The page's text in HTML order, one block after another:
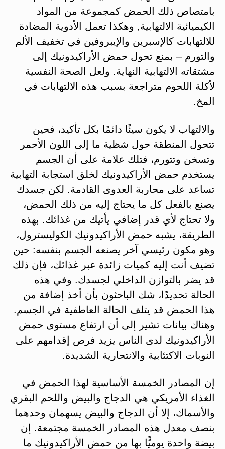
بامتصاص ذلك الحمض كمجموعة من المواد
الكيميائية الالتهابية, وهكذا تعمل الأدوية المضادة
للالتهابات كالإسبرين والإيبروفين في تخفيف الألم
والتورم – بمنع تحول حمض الأراكيدونيك إلى
مشتقاته الالتهابية النهاية. ولعل الصحة النفسية
لأكلة اللحوم متراجعة بسبب هذه الالتهابات في
المخ.
والالتهاب لا يكون سيئًا دائمًا بكل تأكيد، فحين
تتحول المنطقة حول شظية ما إلى اللون الأحمر
وتسخن وتتورم، فتلك علامة على أن الجسم
يستخدم حمض الأراكيدونيك لخلق استجابة التهابية
تساعد على محاربة العدوى القادمة. لكن جسدك
يصنع بالفعل كل ما يحتاج إليه من ذلك الحمض،
ولا تحتاج لأي قدر إضافي يأتيك من غذائك. بهذه
الطريقة، يشبه حمض الأراكيدونيك الكوليسترول،
وهو مكون رئيسي آخر يصنعه الجسم بنفسه: حين
تضيف أنت إليه كميات زائدة عبر غذائك، فإن ذلك
قد يضر بالتوازن الداخلي لجسدك. وفي هذه
الحالة تحديدًا، شك الباحثون بأن أخذ إضافة من
هذا الحمض قد يتلف الحالة العاطفية في الجسم.
وهناك بيانات تشير إلى أن ارتفاع مستوى حمض
الأراكيدونيك لدى الناس يزيد فرص إقدامهم على
النوبات الاكتئابية والانتحارية الشديدة.
إن المصادر الخمسة الأساسية لهذا الحمض في
الغذاء الأمريكي هي الدجاج والبيض واللحم البقري
والأسماك، إلا أن الدجاج والبيض يسهمان وحدهما
بنصف معدل هذه المصادر الخمسة مجتمعة. إن
بيضة واحدة يوميًّا بها من حمض الأراكيدونيك ما